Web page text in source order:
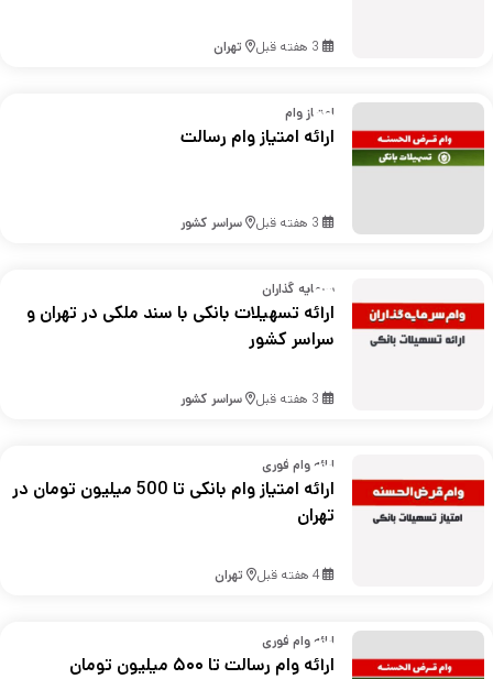
3 هفته قبل تهران
امتیاز وام
ارائه امتیاز وام رسالت
3 هفته قبل سراسر کشور
سرمایه گذاران
ارائه تسهیلات بانکی با سند ملکی در تهران و
سراسر کشور
3 هفته قبل سراسر کشور
ارائه وام فوری
ارائه امتیاز وام بانکی تا 500 میلیون تومان در
تهران
4 هفته قبل تهران
ارائه وام فوری
ارائه وام رسالت تا ۵۰۰ میلیون تومان